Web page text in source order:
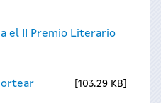
el II Premio Literario
103.29 KB